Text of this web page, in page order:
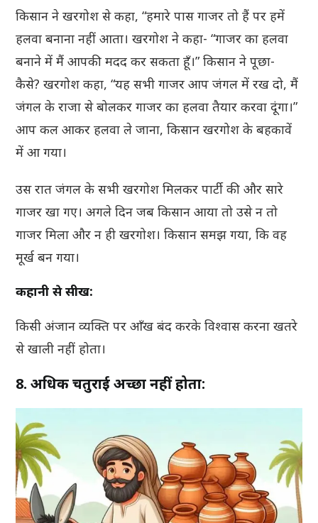
किसान ने खरगोश से कहा, “हमारे पास गाजर तो हैं पर हमें
हलवा बनाना नहीं आता। खरगोश ने कहा- “गाजर का हलवा
बनाने में मैं आपकी मदद कर सकता हूँ।” किसान ने पूछा-
कैसे? खरगोश कहा, “यह सभी गाजर आप जंगल में रख दो, मैं
जंगल के राजा से बोलकर गाजर का हलवा तैयार करवा दूंगा।”
आप कल आकर हलवा ले जाना, किसान खरगोश के बहकावें
में आ गया।
उस रात जंगल के सभी खरगोश मिलकर पार्टी की और सारे
गाजर खा गए। अगले दिन जब किसान आया तो उसे न तो
गाजर मिला और न ही खरगोश। किसान समझ गया, कि वह
मूर्ख बन गया।
कहानी से सीख:
किसी अंजान व्यक्ति पर आँख बंद करके विश्वास करना खतरे
से खाली नहीं होता।
8. अधिक चतुराई अच्छा नहीं होता: